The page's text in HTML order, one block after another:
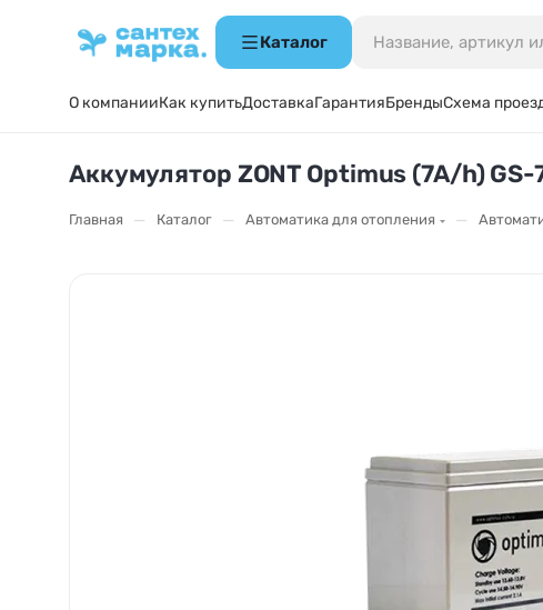
Каталог
О компанииКак купитьДоставкаГарантияБрендыСхема
Аккумулятор ZONT Optimus (7A/h)
Главная — Каталог — Автоматика для отопления —